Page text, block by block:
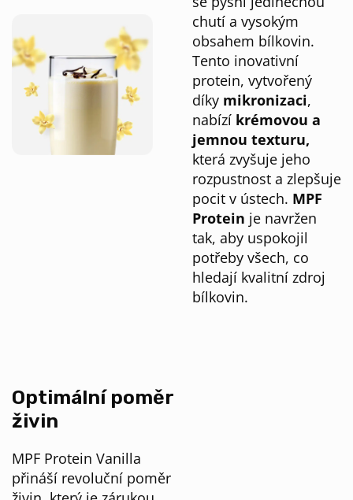
chutí a vysokým
obsahem bílkovin.
Tento inovativní
protein, vytvořený
díky mikronizaci,
nabízí krémovou a
jemnou texturu,
která zvyšuje jeho
rozpustnost a zlepšuje
pocit v ústech. MPF
Protein je navržen
tak, aby uspokojil
potřeby všech, co
hledají kvalitní zdroj
bílkovin.
Optimální poměr
živin
MPF Protein Vanilla
přináší revoluční poměr